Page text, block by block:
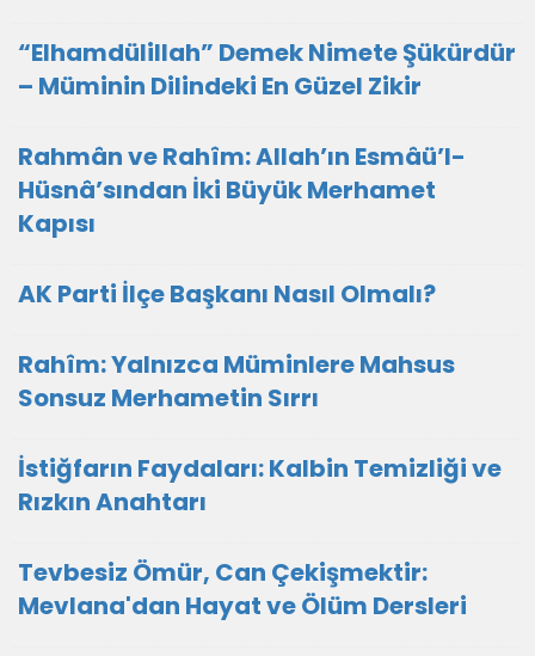
“Elhamdülillah” Demek Nimete Şükürdür
– Müminin Dilindeki En Güzel Zikir
Rahmân ve Rahîm: Allah’ın Esmâü’l-
Hüsnâ’sından İki Büyük Merhamet
Kapısı
AK Parti İlçe Başkanı Nasıl Olmalı?
Rahîm: Yalnızca Müminlere Mahsus
Sonsuz Merhametin Sırrı
İstiğfarın Faydaları: Kalbin Temizliği ve
Rızkın Anahtarı
Tevbesiz Ömür, Can Çekişmektir:
Mevlana'dan Hayat ve Ölüm Dersleri